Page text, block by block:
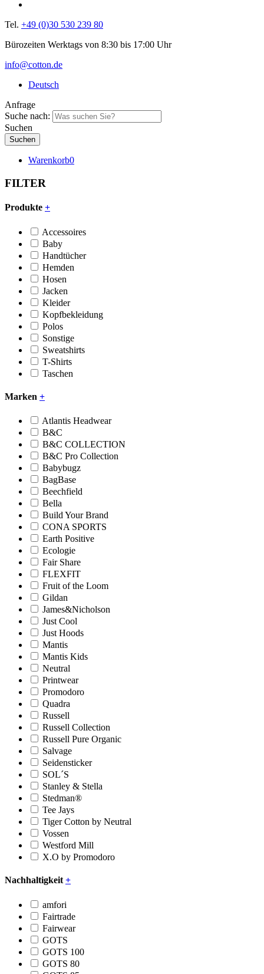
Tel. +49 (0)30 530 239 80
Bürozeiten Werktags von 8:30 bis 17:00 Uhr
info@cotton.de
Deutsch
Anfrage
Suche nach:
Suchen
Warenkorb0
FILTER
Produkte +
Accessoires
Baby
Handtücher
Hemden
Hosen
Jacken
Kleider
Kopfbekleidung
Polos
Sonstige
Sweatshirts
T-Shirts
Taschen
Marken +
Atlantis Headwear
B&C
B&C COLLECTION
B&C Pro Collection
Babybugz
BagBase
Beechfield
Bella
Build Your Brand
CONA SPORTS
Earth Positive
Ecologie
Fair Share
FLEXFIT
Fruit of the Loom
Gildan
James&Nicholson
Just Cool
Just Hoods
Mantis
Mantis Kids
Neutral
Printwear
Promodoro
Quadra
Russell
Russell Collection
Russell Pure Organic
Salvage
Seidensticker
SOL´S
Stanley & Stella
Stedman®
Tee Jays
Tiger Cotton by Neutral
Vossen
Westford Mill
X.O by Promodoro
Nachhaltigkeit+
amfori
Fairtrade
Fairwear
GOTS
GOTS 100
GOTS 80